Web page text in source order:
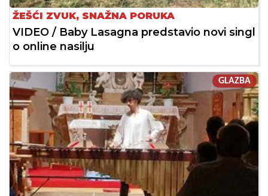
ŽEŠĆI ZVUK, SNAŽNA PORUKA
VIDEO / Baby Lasagna predstavio novi singl
o online nasilju
GLAZBA